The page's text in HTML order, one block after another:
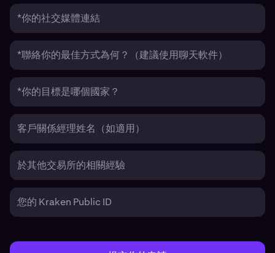
*你的社交媒體連結
*聯絡你的最佳方式為何？（建議使用聊天軟件）
*你的目標是哪個國家？
客戶關係經理姓名（如適用）
於其他交易所的相關經驗
您的 Kraken Public ID